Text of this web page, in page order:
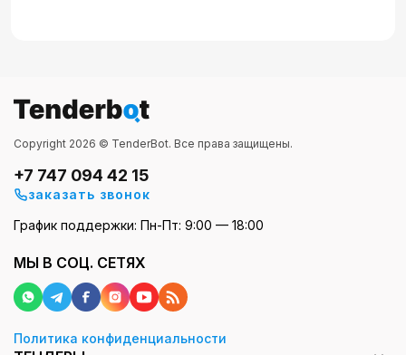
Copyright 2026 © TenderBot. Все права защищены.
+7 747 094 42 15
заказать звонок
График поддержки: Пн-Пт: 9:00 — 18:00
МЫ В СОЦ. СЕТЯХ
Политика конфиденциальности